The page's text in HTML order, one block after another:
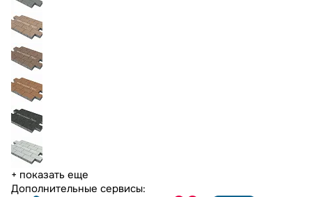
+ показать еще
Дополнительные сервисы: